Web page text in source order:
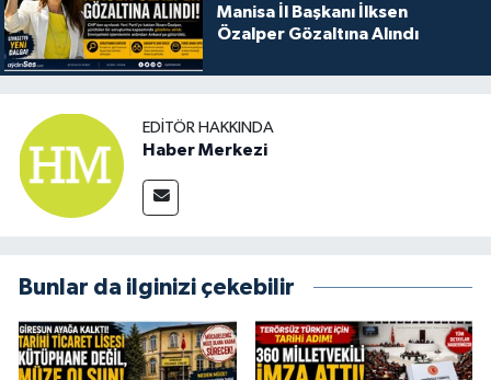
Manisa İl Başkanı İlksen
Özalper Gözaltına Alındı
EDITÖR HAKKINDA
Haber Merkezi
Bunlar da ilginizi çekebilir